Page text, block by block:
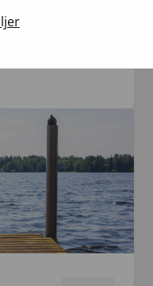
av blodprodukter